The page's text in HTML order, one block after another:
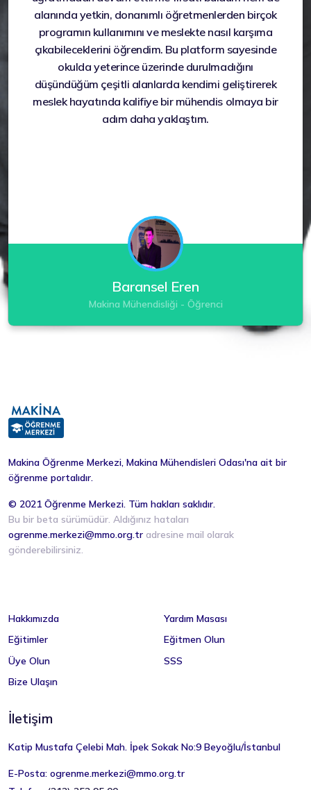
alanında yetkin, donanımlı öğretmenlerden birçok
programın kullanımını ve meslekte nasıl karşıma
çıkabileceklerini öğrendim. Bu platform sayesinde
okulda yeterince üzerinde durulmadığını
düşündüğüm çeşitli alanlarda kendimi geliştirerek
meslek hayatında kalifiye bir mühendis olmaya bir
adım daha yaklaştım.
Baransel Eren
Makina Mühendisliği - Öğrenci
Makina Öğrenme Merkezi, Makina Mühendisleri Odası'na ait bir
öğrenme portalıdır.
© 2021 Öğrenme Merkezi. Tüm hakları saklıdır.
Bu bir beta sürümüdür. Aldığınız hataları
ogrenme.merkezi@mmo.org.tr adresine mail olarak
gönderebilirsiniz.
Hakkımızda
Eğitimler
Üye Olun
Bize Ulaşın
Yardım Masası
Eğitmen Olun
SSS
İletişim
Katip Mustafa Çelebi Mah. İpek Sokak No:9 Beyoğlu/İstanbul
E-Posta: ogrenme.merkezi@mmo.org.tr